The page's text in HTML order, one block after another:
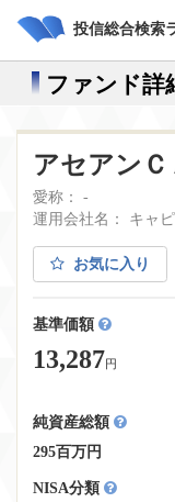
投信総合検索
ファンド詳
アセアン
愛称： -
運用会社名： キャ
お気に入り
基準価額
13,287円
純資産総額
295百万円
NISA分類